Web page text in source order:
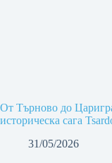
От Търново до
историческа сага
31/05/2026